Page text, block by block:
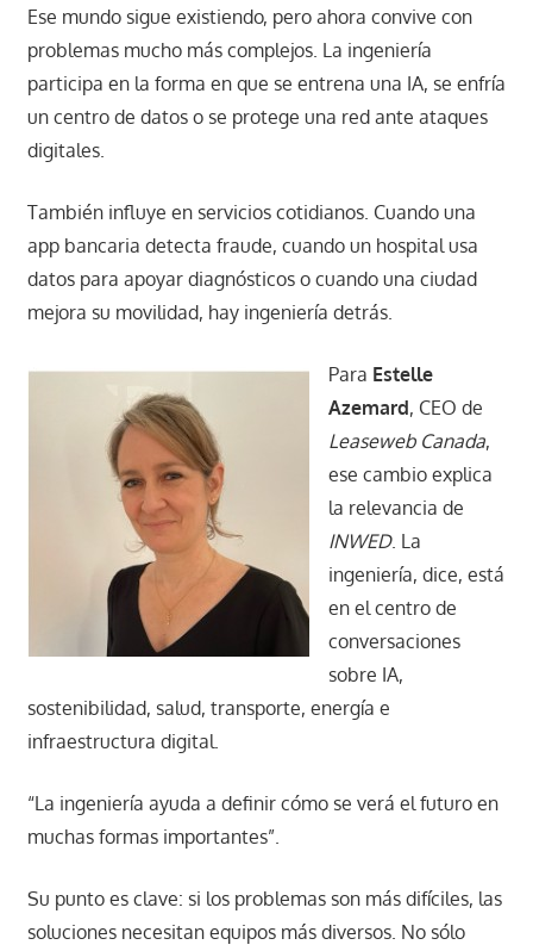
Ese mundo sigue existiendo, pero ahora convive con
problemas mucho más complejos. La ingeniería
participa en la forma en que se entrena una IA, se enfría
un centro de datos o se protege una red ante ataques
digitales.
También influye en servicios cotidianos. Cuando una
app bancaria detecta fraude, cuando un hospital usa
datos para apoyar diagnósticos o cuando una ciudad
mejora su movilidad, hay ingeniería detrás.
Para Estelle
Azemard, CEO de
Leaseweb Canada,
ese cambio explica
la relevancia de
INWED. La
ingeniería, dice, está
en el centro de
conversaciones
sobre IA,
sostenibilidad, salud, transporte, energía e
infraestructura digital.
“La ingeniería ayuda a definir cómo se verá el futuro en
muchas formas importantes”.
Su punto es clave: si los problemas son más difíciles, las
soluciones necesitan equipos más diversos. No sólo